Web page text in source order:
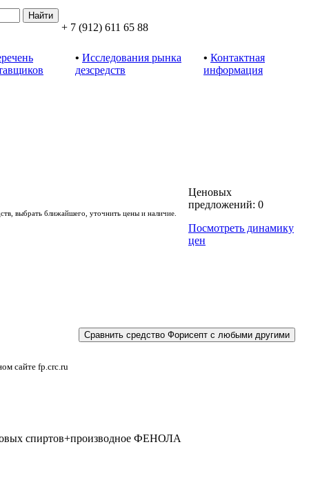
+ 7 (912) 611 65 88
• Исследования рынка
дезсредств
• Контактная
информация
выбрать ближайшего, уточнить цены и наличие.
Ценовых
предложений: 0
Посмотреть динамику
цен
сайте fp.crc.ru
спиртов+производное ФЕНОЛА